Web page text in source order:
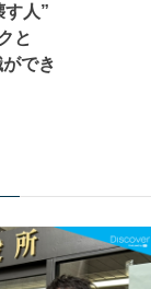
す人”
と
でき